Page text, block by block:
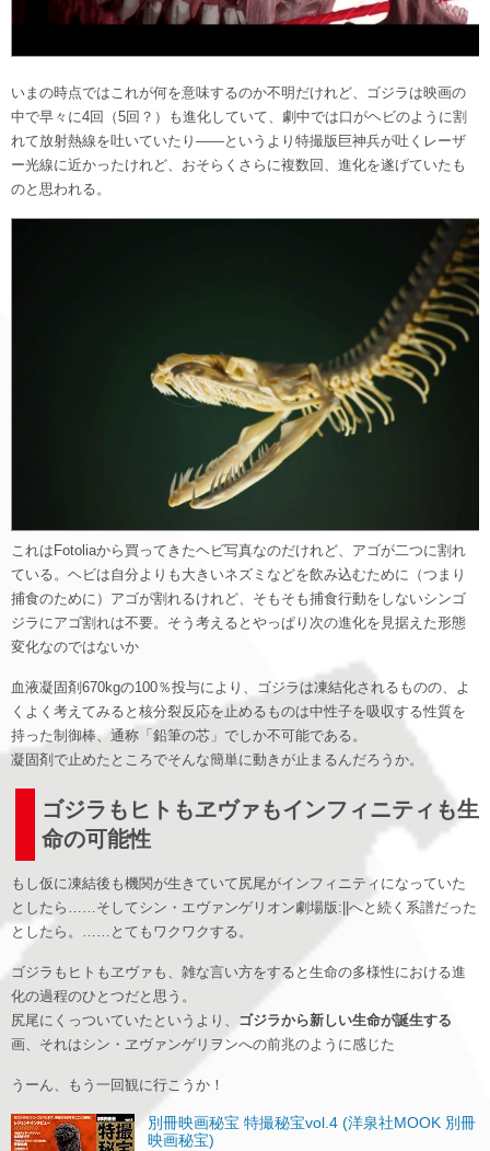
いまの時点ではこれが何を意味するのか不明だけれど、ゴジラは映画の
中で早々に4回（5回？）も進化していて、劇中では口がヘビのように割
れて放射熱線を吐いていたり——というより特撮版巨神兵が吐くレーザ
ー光線に近かったけれど、おそらくさらに複数回、進化を遂げていたも
のと思われる。
これはFotoliaから買ってきたヘビ写真なのだけれど、アゴが二つに割れ
ている。ヘビは自分よりも大きいネズミなどを飲み込むために（つまり
捕食のために）アゴが割れるけれど、そもそも捕食行動をしないシンゴ
ジラにアゴ割れは不要。そう考えるとやっぱり次の進化を見据えた形態
変化なのではないか
血液凝固剤670kgの100％投与により、ゴジラは凍結化されるものの、よ
くよく考えてみると核分裂反応を止めるものは中性子を吸収する性質を
持った制御棒、通称「鉛筆の芯」でしか不可能である。
凝固剤で止めたところでそんな簡単に動きが止まるんだろうか。
ゴジラもヒトもヱヴァもインフィニティも生
命の可能性
もし仮に凍結後も機関が生きていて尻尾がインフィニティになっていた
としたら……そしてシン・エヴァンゲリオン劇場版:||へと続く系譜だった
としたら。……とてもワクワクする。
ゴジラもヒトもヱヴァも、雑な言い方をすると生命の多様性における進
化の過程のひとつだと思う。
尻尾にくっついていたというより、 ゴジラから新しい生命が誕生する
画、それはシン・ヱヴァンゲリヲンへの前兆のように感じた
うーん、もう一回観に行こうか！
別冊映画秘宝 特撮秘宝vol.4 (洋泉社MOOK 別冊
映画秘宝)